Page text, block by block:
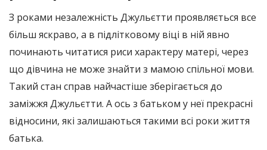
З роками незалежність Джульєтти проявляється все
більш яскраво, а в підлітковому віці в ній явно
починають читатися риси характеру матері, через
що дівчина не може знайти з мамою спільної мови.
Такий стан справ найчастіше зберігається до
заміжжя Джульєтти. А ось з батьком у неї прекрасні
відносини, які залишаються такими всі роки життя
батька.